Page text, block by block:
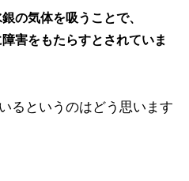
の気体を吸うことで、
害をもたらすとされていま
るというのはどう思います